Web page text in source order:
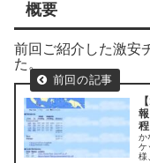
概要
前回ご紹介した激安
た。
か
ケ
様